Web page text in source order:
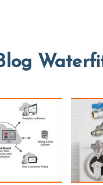
Blog